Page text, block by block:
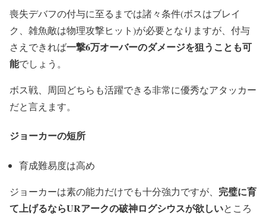
喪失デバフの付与に至るまでは諸々条件(ボスはブレイ
ク、雑魚敵は物理攻撃ヒット)が必要となりますが、付与
さえできれば一撃6万オーバーのダメージを狙うことも可
能でしょう。
ボス戦、周回どちらも活躍できる非常に優秀なアタッカー
だと言えます。
ジョーカーの短所
育成難易度は高め
ジョーカーは素の能力だけでも十分強力ですが、 完璧に育
て上げるならURアークの破神ログシウスが欲しいところ